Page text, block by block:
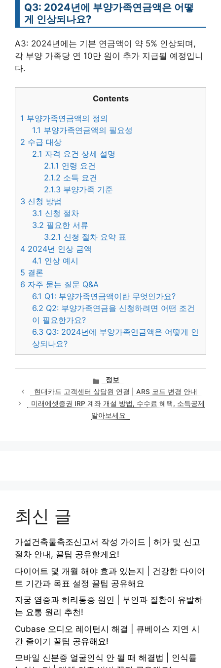
Q3: 2024년에 부양가족연금액은 어떻
게 인상되나요?
A3: 2024년에는 기본 연금액이 약 5% 인상되며,
각 부양 가족당 연 10만 원이 추가 지급될 예정입니
다.
Contents
1 부양가족연금액의 정의
1.1 부양가족연금액의 필요성
2 수급 대상
2.1 자격 요건 상세 설명
2.1.1 연령 요건
2.1.2 소득 요건
2.1.3 부양가족 기준
3 신청 방법
3.1 신청 절차
3.2 필요한 서류
3.2.1 신청 절차 요약 표
4 2024년 인상 금액
4.1 인상 예시
5 결론
6 자주 묻는 질문 Q&A
6.1 Q1: 부양가족연금액이란 무엇인가요?
6.2 Q2: 부양가족연금을 신청하려면 어떤 조건
이 필요한가요?
6.3 Q3: 2024년에 부양가족연금액은 어떻게 인
상되나요?
카
테
고
리
정보
현대카드 고객센터 상담원 연결 | ARS 코드 변경 안내
미래에셋증권 IRP 계좌 개설 방법, 수수료 혜택, 소득공제
알아보세요
최신 글
가설건축물축조신고서 작성 가이드 | 허가 및 신고
절차 안내, 꿀팁 공유할게요!
다이어트 몇 개월 해야 효과 있는지 | 건강한 다이어
트 기간과 목표 설정 꿀팁 공유해요
자궁 염증과 허리통증 원인 | 부인과 질환이 유발하
는 요통 원리 추천!
Cubase 오디오 레이턴시 해결 | 큐베이스 지연 시
간 줄이기 꿀팁 공유해요!
모바일 신분증 얼굴인식 안 될 때 해결법 | 인식률